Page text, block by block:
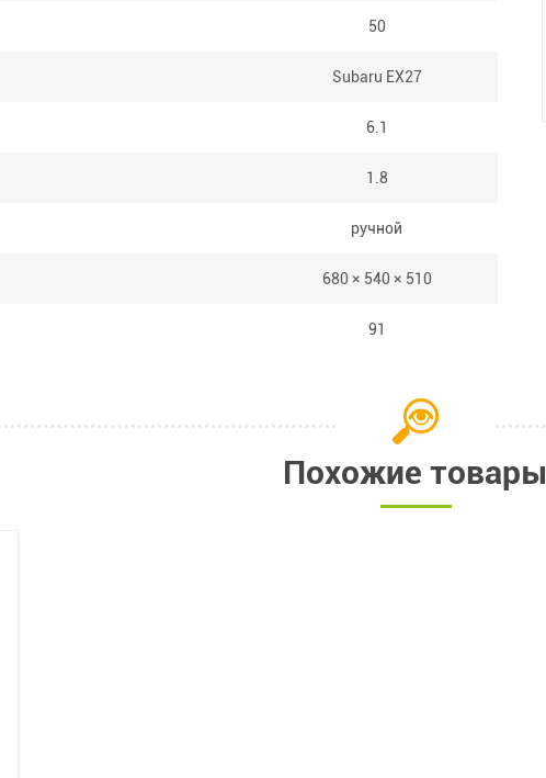
50
Subaru EX27
6.1
1.8
ручной
680 × 540 × 510
91
Похожие товары